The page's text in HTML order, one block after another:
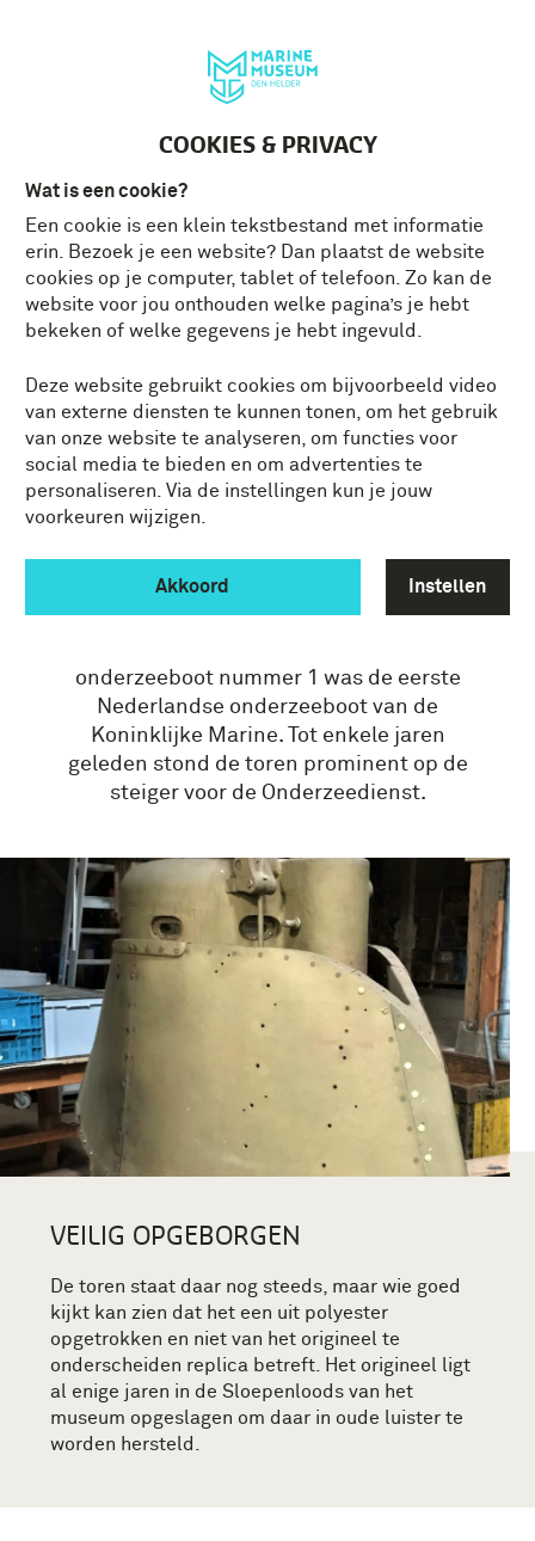
COOKIES & PRIVACY
Wat is een cookie?
Een cookie is een klein tekstbestand met informatie
erin. Bezoek je een website? Dan plaatst de website
cookies op je computer, tablet of telefoon. Zo kan de
website voor jou onthouden welke pagina’s je hebt
bekeken of welke gegevens je hebt ingevuld.
Deze website gebruikt cookies om bijvoorbeeld video
van externe diensten te kunnen tonen, om het gebruik
van onze website te analyseren, om functies voor
social media te bieden en om advertenties te
personaliseren. Via de instellingen kun je jouw
voorkeuren wijzigen.
Akkoord Instellen
BIJZONDER OBJECT
Een van de meest bijzondere objecten uit
onderzeeboot nummer 1 was de eerste
Nederlandse onderzeeboot van de
Koninklijke Marine. Tot enkele jaren
geleden stond de toren prominent op de
steiger voor de Onderzeedienst.
VEILIG OPGEBORGEN
De toren staat daar nog steeds, maar wie goed
kijkt kan zien dat het een uit polyester
opgetrokken en niet van het origineel te
onderscheiden replica betreft. Het origineel ligt
al enige jaren in de Sloepenloods van het
museum opgeslagen om daar in oude luister te
worden hersteld.